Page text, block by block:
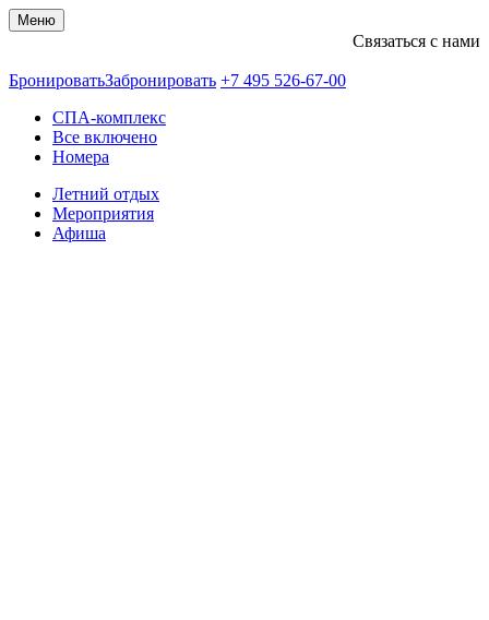
Меню
Связаться с нами
БронироватьЗабронировать +7 495 526-67-00
СПА-комплекс
Все включено
Номера
Летний отдых
Мероприятия
Афиша